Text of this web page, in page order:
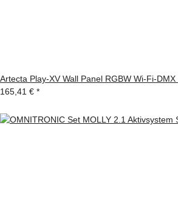
Artecta Play-XV Wall Panel RGBW Wi-Fi-
165,41 € *